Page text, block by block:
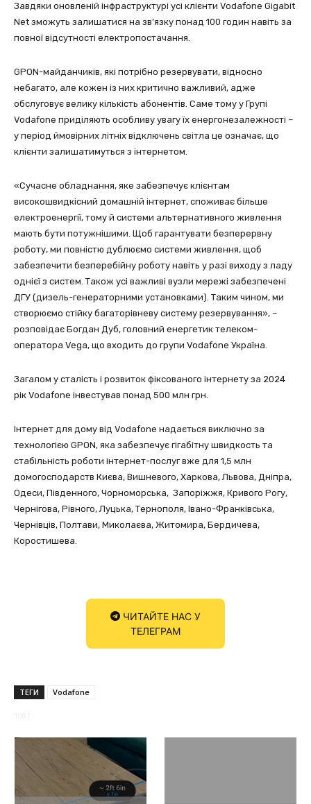
Завдяки оновленій інфраструктурі усі клієнти Vodafone Gigabit
Net зможуть залишатися на зв’язку понад 100 годин навіть за
повної відсутності електропостачання.
GPON-майданчиків, які потрібно резервувати, відносно
небагато, але кожен із них критично важливий, адже
обслуговує велику кількість абонентів. Саме тому у Групі
Vodafone приділяють особливу увагу їх енергонезалежності –
у період ймовірних літніх відключень світла це означає, що
клієнти залишатимуться з інтернетом.
«Сучасне обладнання, яке забезпечує клієнтам
високошвидкісний домашній інтернет, споживає більше
електроенергії, тому й системи альтернативного живлення
мають бути потужнішими. Щоб гарантувати безперервну
роботу, ми повністю дублюємо системи живлення, щоб
забезпечити безперебійну роботу навіть у разі виходу з ладу
однієї з систем. Також усі важливі вузли мережі забезпечені
ДГУ (дизель-генераторними установками). Таким чином, ми
створюємо стійку багаторівневу систему резервування», –
розповідає Богдан Дуб, головний енергетик телеком-
оператора Vega, що входить до групи Vodafone Україна.
Загалом у сталість і розвиток фіксованого інтернету за 2024
рік Vodafone інвестував понад 500 млн грн.
Інтернет для дому від Vodafone надається виключно за
технологією GPON, яка забезпечує гігабітну швидкость та
стабільність роботи інтернет-послуг вже для 1,5 млн
домогосподарств Києва, Вишневого, Харкова, Львова, Дніпра,
Одеси, Південного, Чорноморська, Запоріжжя, Кривого Рогу,
Чернігова, Рівного, Луцька, Тернополя, Івано-Франківська,
Чернівців, Полтави, Миколаєва, Житомира, Бердичева,
Коростишева.
ЧИТАЙТЕ НАС У
ТЕЛЕГРАМ
ТЕГИ Vodafone